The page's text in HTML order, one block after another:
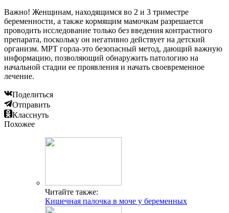
Важно! Женщинам, находящимся во 2 и 3 триместре
беременности, а также кормящим мамочкам разрешается
проводить исследование только без введения контрастного
препарата, поскольку он негативно действует на детский
организм. МРТ горла-это безопасный метод, дающий важную
информацию, позволяющий обнаружить патологию на
начальной стадии ее проявления и начать своевременное
лечение.
Поделиться
Отправить
Класснуть
Похожее
Читайте также:
Кишечная палочка в моче у беременных